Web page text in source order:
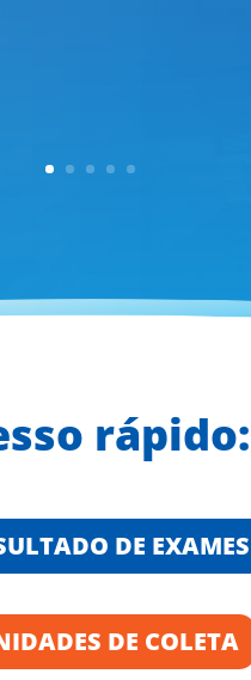
rápido:
DE EXAMES
DE COLETA